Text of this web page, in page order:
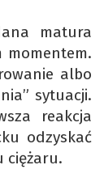
matura
momentem.
albo
sytuacji.
reakcja
odzyskać
ciężaru.